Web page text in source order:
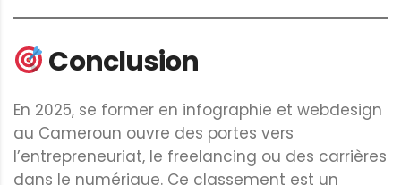
Conclusion
En 2025, se former en infographie et webdesign
au Cameroun ouvre des portes vers
l’entrepreneuriat, le freelancing ou des carrières
dans le numérique. Ce classement est un